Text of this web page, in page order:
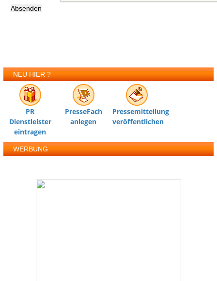
NEU HIER ?
PR
Dienstleister
eintragen
PresseFach
anlegen
Pressemitteilung
veröffentlichen
WERBUNG